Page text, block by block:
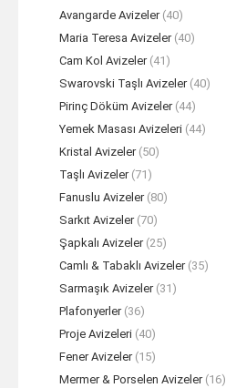
Avangarde Avizeler (40)
Maria Teresa Avizeler (40)
Cam Kol Avizeler (41)
Swarovski Taşlı Avizeler (40)
Pirinç Döküm Avizeler (44)
Yemek Masası Avizeleri (44)
Kristal Avizeler (50)
Taşlı Avizeler (71)
Fanuslu Avizeler (80)
Sarkıt Avizeler (70)
Şapkalı Avizeler (25)
Camlı & Tabaklı Avizeler (35)
Sarmaşık Avizeler (31)
Plafonyerler (36)
Proje Avizeleri (40)
Fener Avizeler (15)
Mermer & Porselen Avizeler (16)